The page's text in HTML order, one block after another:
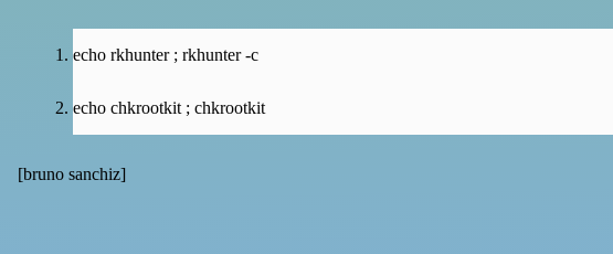
echo rkhunter ; rkhunter -c
echo chkrootkit ; chkrootkit
[bruno sanchiz]